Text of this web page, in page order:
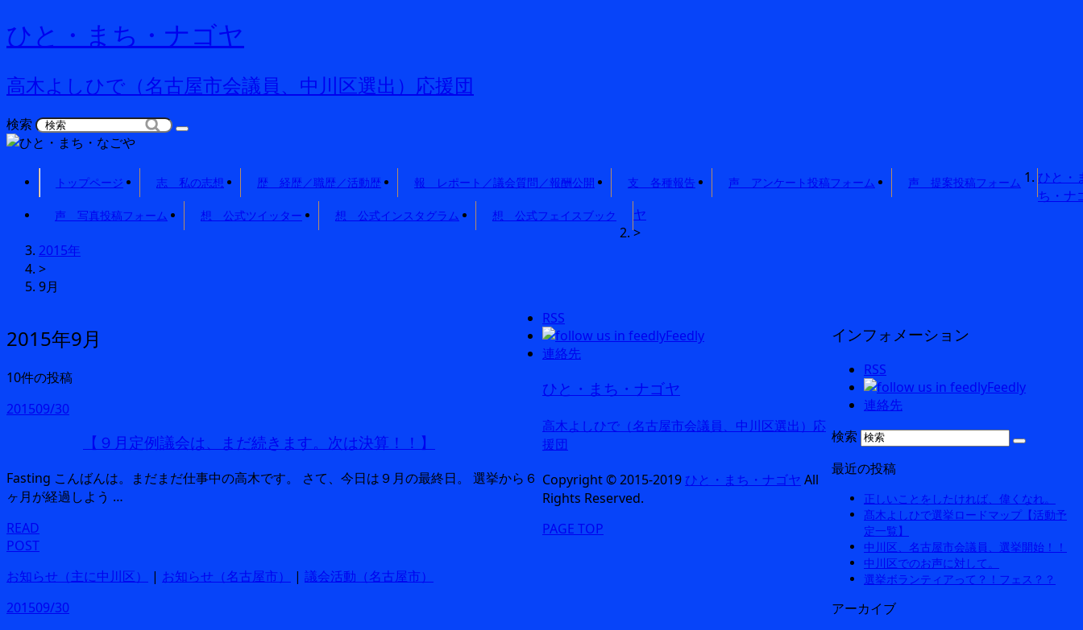
ひと・まち・ナゴヤ
高木よしひで（名古屋市会議員、中川区選出）応援団
検索
トップページ 志 私の志想 歴 経歴／職歴／活動歴 報 レポート／議会質問／報酬公開 支 各種報告 声 アンケート投稿フォーム 声 提案投稿フォーム
声 写真投稿フォーム 想 公式ツイッター 想 公式インスタグラム 想 公式フェイスブック
ひと・
ち・ナ
ヤ
>
2015年
>
9月
2015年9月
10件の投稿
201509/30
【９月定例議会は、まだ続きます。次は決算！！】
Fasting こんばんは。まだまだ仕事中の高木です。 さて、今日は９月の最終日。 選挙から６
ヶ月が経過しよう …
READ
POST
お知らせ（主に中川区）
| お知らせ（名古屋市） | 議会活動（名古屋市）
201509/30
インフォメーション
RSS
Feedly
連絡先
検索
最近の投稿
正しいことをしたければ、偉くなれ。
髙木よしひで選挙ロードマップ【活動予
定一覧】
中川区、名古屋市会議員、選挙開始！！
中川区でのお声に対して。
選挙ボランティアって？！フェス？？
アーカイブ
RSS
Feedly
連絡先
ひと・まち・ナゴヤ
高木よしひで（名古屋市会議員、中川区選出）応
援団
Copyright © 2015-2019 ひと・まち・ナゴヤ All
Rights Reserved.
PAGE TOP